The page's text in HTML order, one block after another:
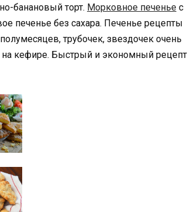
банановый торт. Морковное печенье с
печенье без сахара. Печенье рецепты
трубочек, звездочек очень
на кефире. Быстрый и экономный рецепт